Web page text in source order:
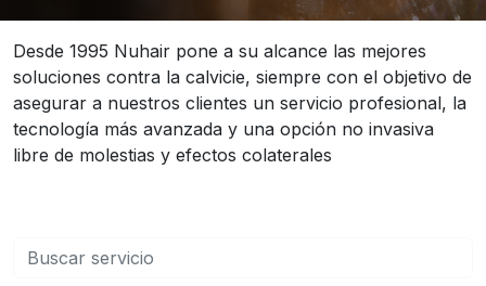
Desde 1995 Nuhair pone a su alcance las mejores
soluciones contra la calvicie, siempre con el objetivo de
asegurar a nuestros clientes un servicio profesional, la
tecnología más avanzada y una opción no invasiva
libre de molestias y efectos colaterales